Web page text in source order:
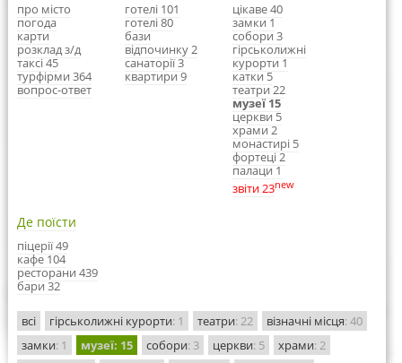
про місто
погода
карти
розклад з/д
таксі 45
турфірми 364
вопрос-ответ
готелі 101
готелі 80
бази
відпочинку 2
санаторії 3
квартири 9
цікаве 40
замки 1
собори 3
гірськолижні
курорти 1
катки 5
театри 22
музеї 15
церкви 5
храми 2
монастирі 5
фортеці 2
палаци 1
звіти 23new
Де поїсти
піцерії 49
кафе 104
ресторани 439
бари 32
всі гірськолижні курорти: 1 театри: 22 візначні місця: 40
замки: 1 музеї: 15 собори: 3 церкви: 5 храми: 2